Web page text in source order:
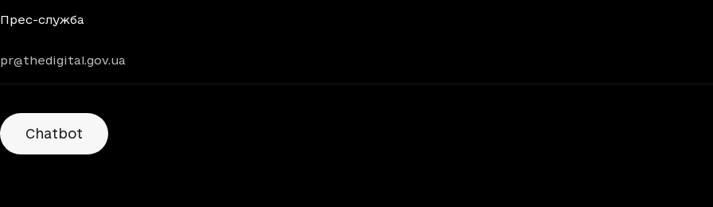
Прес-служба
pr@thedigital.gov.ua
Chatbots
Chatbot